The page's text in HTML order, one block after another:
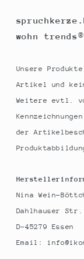
wohn trends®
Unsere
Artikel und
Weitere evtl.
der
Nina Wein-
Dahlhauser Str.
D-45279 Essen
Email: